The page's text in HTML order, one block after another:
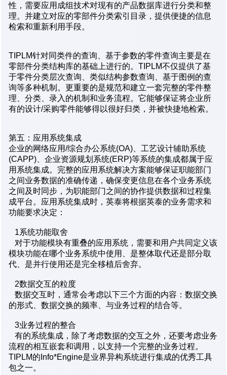
性，需要应用成组技术对现有的产品数据库进行分类和整
理。并建立对应的零部件分类索引目录，提供便捷的信息
检索和重新利用手段。
TIPLM针对同类件的查询、基于参数的零件查询主要是在
零部件分类结构库的基础上进行的。TIPLM不仅提供了基
于零件分类层次查询、类似结构参数查询、基于图例的查
询等多种机制。更重要的是规范和建立一套完整的零件整
理、分类、录入的机制和业务流程。它能够保证将企业所
有的设计/采购零件能够得以很好归类，并被快捷地检索。
第五：应用系统集成
企业的网络应用/综合办公系统(OA)、工艺设计辅助系统
(CAPP)、企业资源规划系统(ERP)等系统的集成都属于应
用系统集成。完整的应用系统解决方案能够保证职能部门
之间业务数据的准确传递，确保变更信息在各个业务系统
之间及时同步，为职能部门之间的协作提供数据和过程集
成平台。应用系统集成时，英泰将根据英泰的业务需求和
功能要求决定：
1系统功能取舍
对于功能模块有重叠的应用系统，需要和用户共同定义该
模块功能在哪个业务系统中使用、是整体取代还是部分取
代、是并行使用还是完全移植后舍弃。
2数据交互的粒度
数据交互时，通常会考虑以下三个方面的内容：数据交换
的形式、数据交换的频率、与业务过程的结合等。
3业务过程的整合
有的系统集成，除了考虑数据的交互之外，还要考虑业务
流程的相互嵌套和调用，以支持一个完整的业务过程。
TIPLM的Info*Engine是业界异构系统进行集成的优秀工具
包之一。